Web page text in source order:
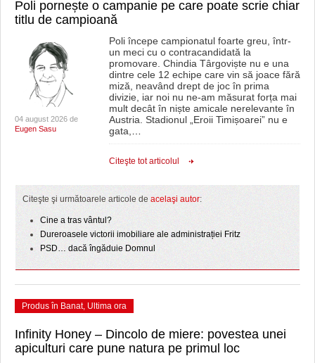
Poli pornește o campanie pe care poate scrie chiar
titlu de campioană
04 august 2026 de
Eugen Sasu
Poli începe campionatul foarte greu, într-
un meci cu o contracandidată la
promovare. Chindia Târgoviște nu e una
dintre cele 12 echipe care vin să joace fără
miză, neavând drept de joc în prima
divizie, iar noi nu ne-am măsurat forța mai
mult decât în niște amicale nerelevante în
Austria. Stadionul „Eroii Timișoarei” nu e
gata,…
Citeşte tot articolul
Citeşte şi următoarele articole de acelaşi autor:
Cine a tras vântul?
Dureroasele victorii imobiliare ale administrației Fritz
PSD… dacă îngăduie Domnul
Produs în Banat, Ultima ora
Infinity Honey – Dincolo de miere: povestea unei
apiculturi care pune natura pe primul loc